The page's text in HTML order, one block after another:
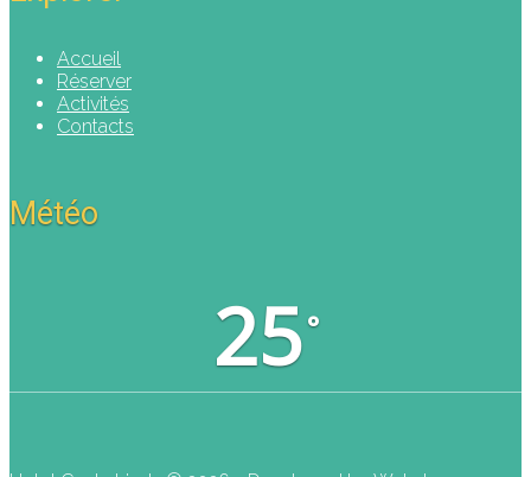
Accueil
Réserver
Activités
Contacts
Météo
25°